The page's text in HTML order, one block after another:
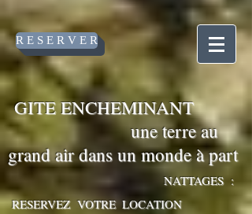
R E S E R V E R
GITE ENCHEMINANT
une terre au
grand air dans un monde à part
NATTAGES :
RESERVEZ VOTRE LOCATION